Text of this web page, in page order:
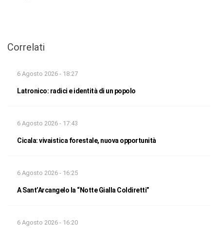
Correlati
6 Agosto 2026 - 18:27
Latronico: radici e identità di un popolo
6 Agosto 2026 - 17:43
Cicala: vivaistica forestale, nuova opportunità
6 Agosto 2026 - 16:25
A Sant’Arcangelo la “Notte Gialla Coldiretti”
6 Agosto 2026 - 16:20